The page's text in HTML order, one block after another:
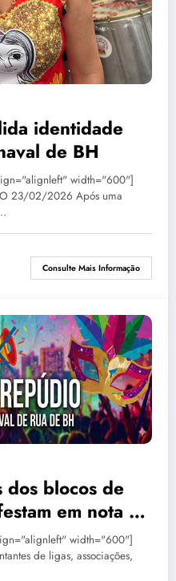
identidade
de BH
width="600"]
23/02/2026 Após uma
Consulte Mais Informação
dos blocos de
em nota de
width="600"]
de ligas, associações,